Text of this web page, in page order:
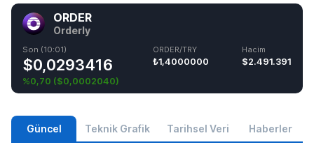
ORDER
Orderly
Son (10:01)
$0,0293416
%0,70 ($0,0002040)
ORDER/TRY
₺1,4000000
Hacim
$2.491.391
Güncel Teknik Grafik Tarihsel Veri Haberler